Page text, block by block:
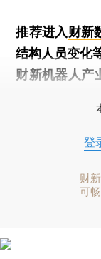
推荐进入财新
结构人员变化
财新机器人产
登
财
可